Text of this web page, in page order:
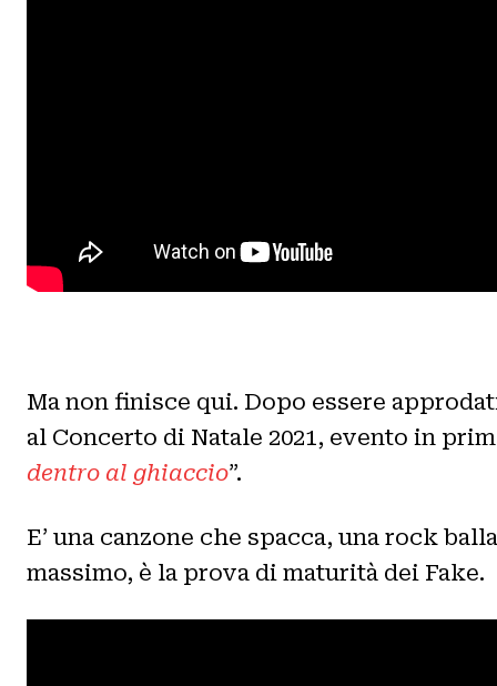
Ma non finisce qui. Dopo essere
al Concerto di Natale 2021, evento in
dentro al ghiaccio”.
E’ una canzone che spacca, una rock
massimo, è la prova di maturità dei Fake.